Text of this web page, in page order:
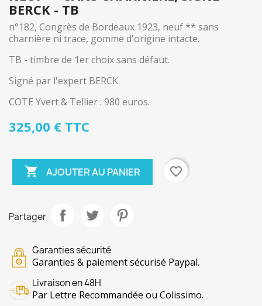
BERCK - TB
n°182, Congrès de Bordeaux 1923, neuf ** sans
charnière ni trace, gomme d'origine intacte.
TB - timbre de 1er choix sans défaut.
Signé par l'expert BERCK.
COTE Yvert & Tellier : 980 euros.
325,00 € TTC
 AJOUTER AU PANIER favorite_border
Partager
Garanties sécurité
Garanties & paiement sécurisé Paypal.
Livraison en 48H
Par Lettre Recommandée ou Colissimo.